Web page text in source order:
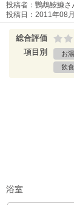
投稿者：鸚鵡鮟鱇さ
投稿日：2011年08
総合評価
項目別 お湯
飲食
浴室